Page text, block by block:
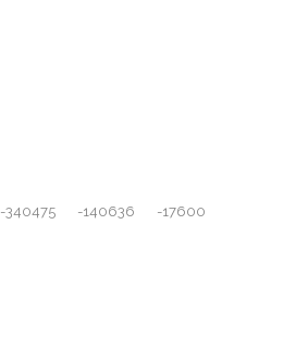
-340475 -140636 -17600